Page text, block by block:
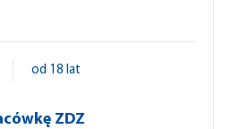
od 18 lat
ZDZ